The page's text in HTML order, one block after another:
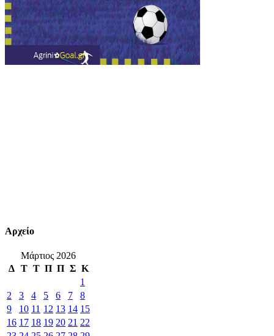
Αρχείο
Μάρτιος 2026
Δ Τ Τ Π Π Σ Κ
1
2
3 4 5 6 7
8
9
10 11 12 13 14 15
16 17 18 19 20 21 22